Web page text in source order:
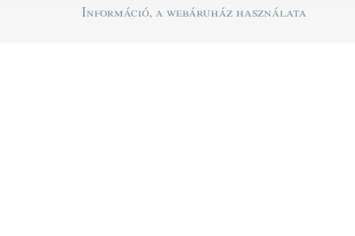
Információ, a webáruház használata